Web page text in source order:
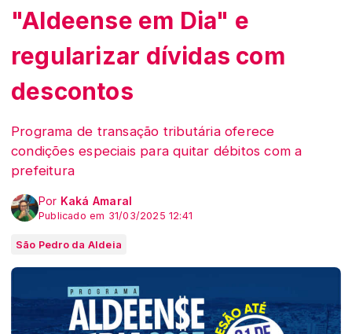
"Aldeense em Dia" e
regularizar dívidas com
descontos
Programa de transação tributária oferece
condições especiais para quitar débitos com a
prefeitura
Por Kaká Amaral
Publicado em 31/03/2025 12:41
São Pedro da Aldeia